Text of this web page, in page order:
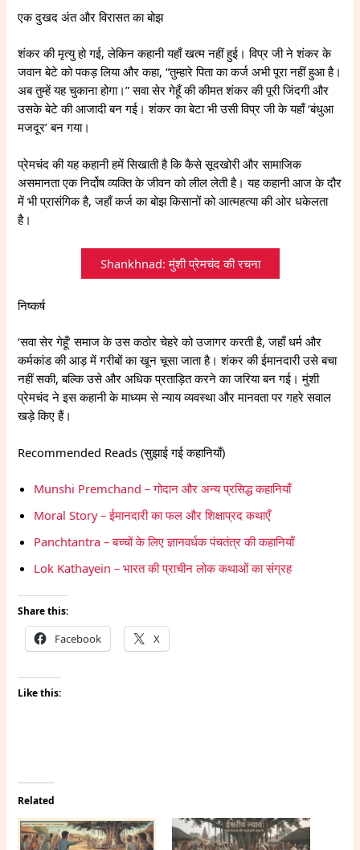
एक दुखद अंत और विरासत का बोझ
शंकर की मृत्यु हो गई, लेकिन कहानी यहाँ खत्म नहीं हुई। विप्र जी ने शंकर के
जवान बेटे को पकड़ लिया और कहा, “तुम्हारे पिता का कर्ज अभी पूरा नहीं हुआ है।
अब तुम्हें यह चुकाना होगा।” सवा सेर गेहूँ की कीमत शंकर की पूरी जिंदगी और
उसके बेटे की आजादी बन गई। शंकर का बेटा भी उसी विप्र जी के यहाँ ‘बंधुआ
मजदूर’ बन गया।
प्रेमचंद की यह कहानी हमें सिखाती है कि कैसे सूदखोरी और सामाजिक
असमानता एक निर्दोष व्यक्ति के जीवन को लील लेती है। यह कहानी आज के दौर
में भी प्रासंगिक है, जहाँ कर्ज का बोझ किसानों को आत्महत्या की ओर धकेलता
है।
Shankhnad: मुंशी प्रेमचंद की रचना
निष्कर्ष
‘सवा सेर गेहूँ’ समाज के उस कठोर चेहरे को उजागर करती है, जहाँ धर्म और
कर्मकांड की आड़ में गरीबों का खून चूसा जाता है। शंकर की ईमानदारी उसे बचा
नहीं सकी, बल्कि उसे और अधिक प्रताड़ित करने का जरिया बन गई। मुंशी
प्रेमचंद ने इस कहानी के माध्यम से न्याय व्यवस्था और मानवता पर गहरे सवाल
खड़े किए हैं।
Recommended Reads (सुझाई गई कहानियाँ)
Munshi Premchand – गोदान और अन्य प्रसिद्ध कहानियाँ
Moral Story – ईमानदारी का फल और शिक्षाप्रद कथाएँ
Panchtantra – बच्चों के लिए ज्ञानवर्धक पंचतंत्र की कहानियाँ
Lok Kathayein – भारत की प्राचीन लोक कथाओं का संग्रह
Share this:
Facebook X
Like this:
Related